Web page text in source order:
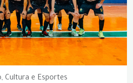
Cultura e Esportes